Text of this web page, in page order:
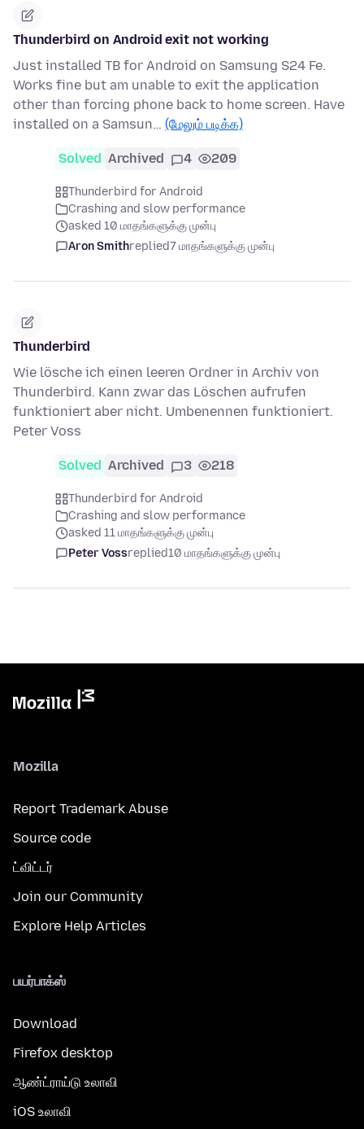
Thunderbird on Android exit not working
Just installed TB for Android on Samsung S24 Fe.
Works fine but am unable to exit the application
other than forcing phone back to home screen. Have
installed on a Samsun… (மேலும் படிக்க)
Solved Archived 4 209
Thunderbird for Android
Crashing and slow performance
asked 10 மாதங்களுக்கு முன்பு
Aron Smithreplied7 மாதங்களுக்கு முன்பு
Thunderbird
Wie lösche ich einen leeren Ordner in Archiv von
Thunderbird. Kann zwar das Löschen aufrufen
funktioniert aber nicht. Umbenennen funktioniert.
Peter Voss
Solved Archived 3 218
Thunderbird for Android
Crashing and slow performance
asked 11 மாதங்களுக்கு முன்பு
Peter Vossreplied10 மாதங்களுக்கு முன்பு
Mozilla
Report Trademark Abuse
Source code
ட்விட்டர்
Join our Community
Explore Help Articles
பயர்பாக்ஸ்
Download
Firefox desktop
ஆண்ட்ராய்டு உலாவி
iOS உலாவி